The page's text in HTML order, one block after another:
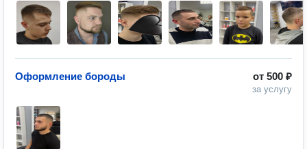
от 500 ₽
за услугу
Оформление бороды